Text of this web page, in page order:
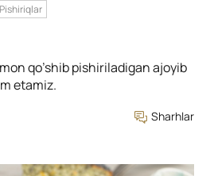
Pishiriqlar
qo’shib pishiriladigan ajoyib
etamiz.
Sharhlar